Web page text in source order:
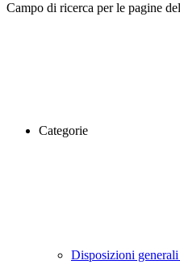
Campo di ricerca per le pagine
Categorie
Disposizioni generali